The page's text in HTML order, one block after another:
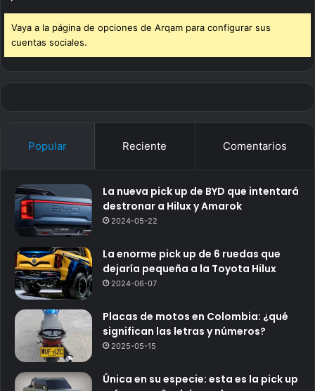
Vaya a la página de opciones de Arqam para configurar sus
cuentas sociales.
Popular Reciente Comentarios
La nueva pick up de BYD que intentará
destronar a Hilux y Amarok
2024-05-22
La enorme pick up de 6 ruedas que
dejaría pequeña a la Toyota Hilux
2024-06-07
Placas de motos en Colombia: ¿qué
significan las letras y números?
2025-05-15
Única en su especie: esta es la pick up